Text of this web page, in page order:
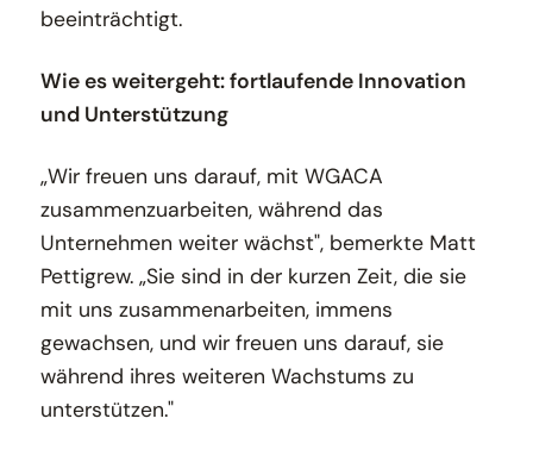
beeinträchtigt.
Wie es weitergeht: fortlaufende Innovation
und Unterstützung
„Wir freuen uns darauf, mit WGACA
zusammenzuarbeiten, während das
Unternehmen weiter wächst", bemerkte Matt
Pettigrew. „Sie sind in der kurzen Zeit, die sie
mit uns zusammenarbeiten, immens
gewachsen, und wir freuen uns darauf, sie
während ihres weiteren Wachstums zu
unterstützen."